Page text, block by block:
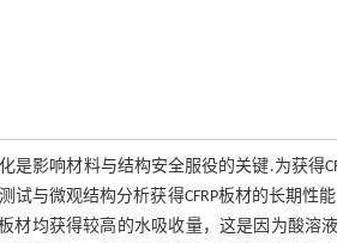
是影响材料与结构安全服役的关键.为获得
与微观结构分析获得CFRP板材的长期性
材均获得较高的水吸收量，这是因为酸溶